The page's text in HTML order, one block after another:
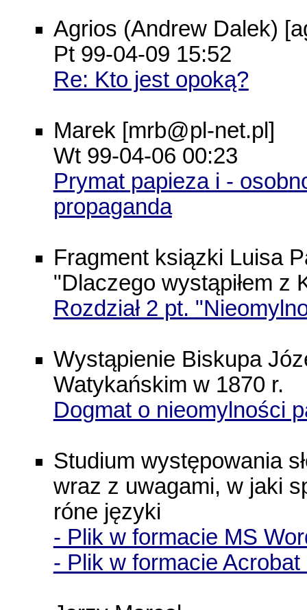
Agrios (Andrew Dalek)
Pt 99-04-09 15:52
Re: Kto jest opoką?
Marek [mrb@pl-net.pl]
Wt 99-04-06 00:23
Prymat papieza i -
propaganda
Fragment ksiązki Luisa
"Dlaczego wystąpiłem z
Rozdział 2 pt.
Wystąpienie Biskupa
Watykańskim w 1870 r.
Dogmat o nieomylności
Studium występowania
wraz z uwagami, w jaki
róne języki
- Plik w formacie MS
- Plik w formacie